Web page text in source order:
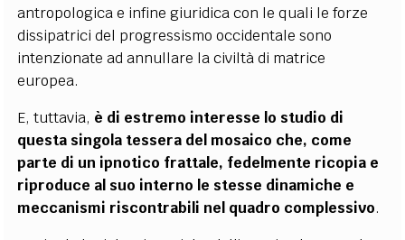
antropologica e infine giuridica con le quali le forze
dissipatrici del progressismo occidentale sono
intenzionate ad annullare la civiltà di matrice
europea.
E, tuttavia, è di estremo interesse lo studio di
questa singola tessera del mosaico che, come
parte di un ipnotico frattale, fedelmente ricopia e
riproduce al suo interno le stesse dinamiche e
meccanismi riscontrabili nel quadro complessivo.